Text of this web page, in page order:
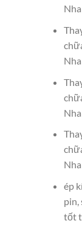
ép
pin,
tốt